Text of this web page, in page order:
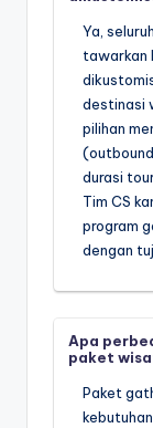
Ya,
tawarkan
destinasi
pilihan
durasi
Tim CS
program
dengan
Apa
paket
Paket